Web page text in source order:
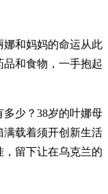
娜和妈妈的命运从此
和食物，一手抱起
少？38岁的叶娜母
满载着须开创新生活
留下让在乌克兰的